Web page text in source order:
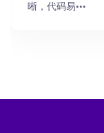
晰，代码易···